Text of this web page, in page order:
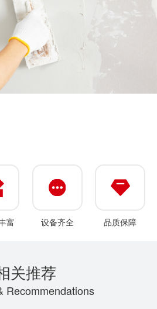
富 设备齐全 品质保障
关推荐
Recommendations